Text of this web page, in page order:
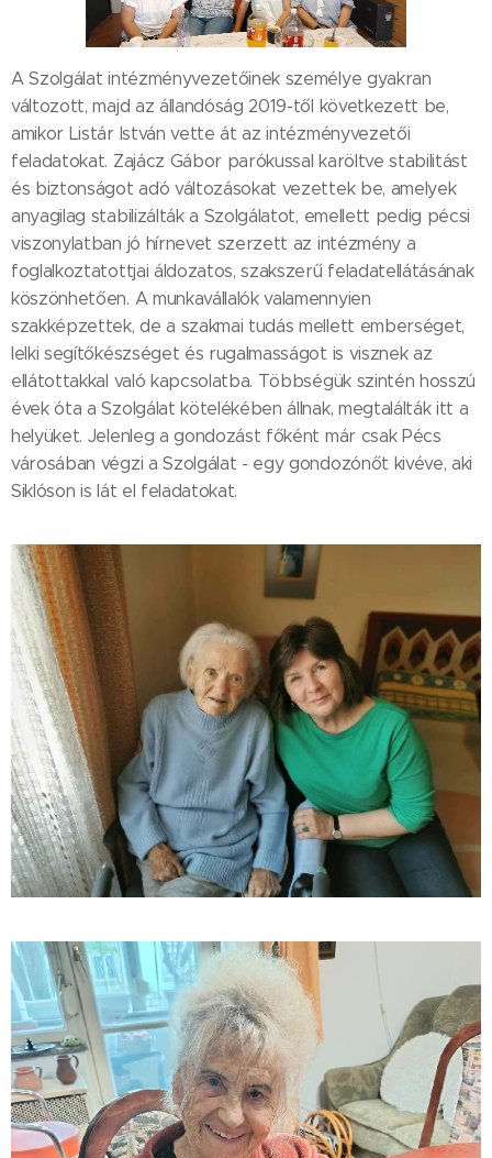
A Szolgálat intézményvezetőinek személye gyakran
változott, majd az állandóság 2019-től következett be,
amikor Listár István vette át az intézményvezetői
feladatokat. Zajácz Gábor parókussal karöltve stabilitást
és biztonságot adó változásokat vezettek be, amelyek
anyagilag stabilizálták a Szolgálatot, emellett pedig pécsi
viszonylatban jó hírnevet szerzett az intézmény a
foglalkoztatottjai áldozatos, szakszerű feladatellátásának
köszönhetően. A munkavállalók valamennyien
szakképzettek, de a szakmai tudás mellett emberséget,
lelki segítőkészséget és rugalmasságot is visznek az
ellátottakkal való kapcsolatba. Többségük szintén hosszú
évek óta a Szolgálat kötelékében állnak, megtalálták itt a
helyüket. Jelenleg a gondozást főként már csak Pécs
városában végzi a Szolgálat - egy gondozónőt kivéve, aki
Siklóson is lát el feladatokat.